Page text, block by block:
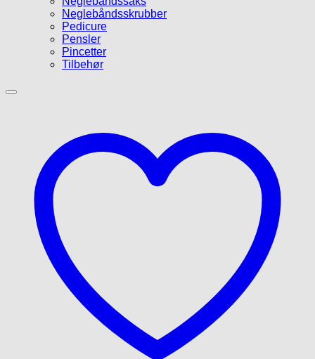
Neglebåndsskrubber
Pedicure
Pensler
Pincetter
Tilbehør